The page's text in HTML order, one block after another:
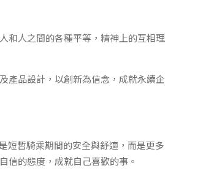
和人之間的各種平等，精神上的互相理
產品設計，以創新為信念，成就永續企
短暫騎乘期間的安全與舒適，而是更多
信的態度，成就自己喜歡的事。